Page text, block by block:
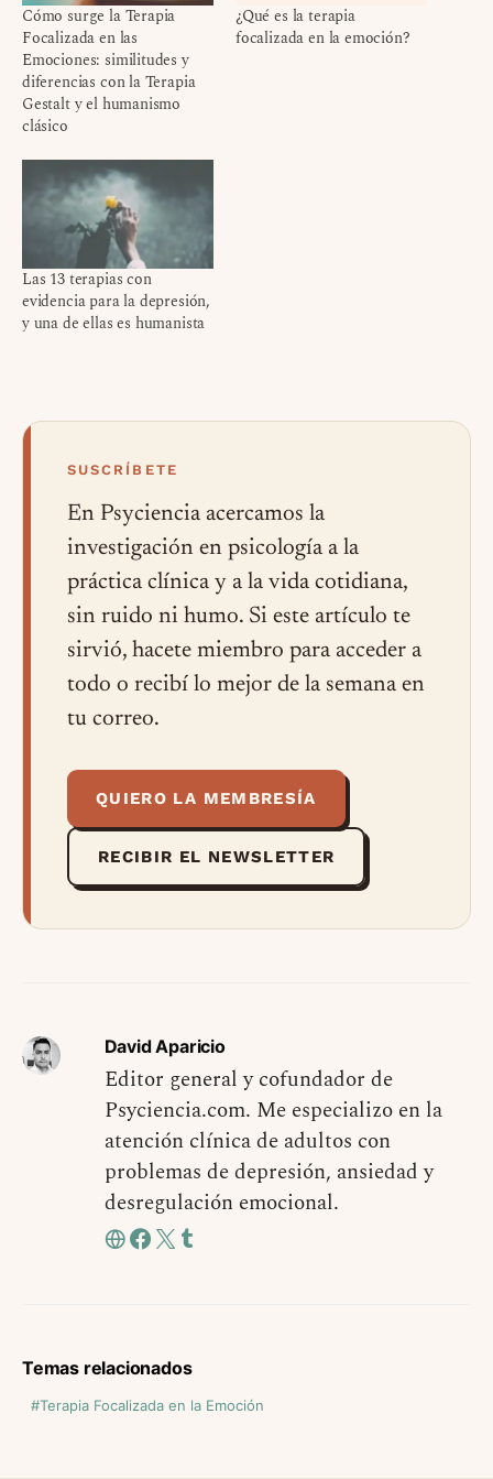
Cómo surge la Terapia
Focalizada en las
Emociones: similitudes y
diferencias con la Terapia
Gestalt y el humanismo
clásico
¿Qué es la terapia
focalizada en la emoción?
Las 13 terapias con
evidencia para la depresión,
y una de ellas es humanista
SUSCRÍBETE
En Psyciencia acercamos la
investigación en psicología a la
práctica clínica y a la vida cotidiana,
sin ruido ni humo. Si este artículo te
sirvió, hacete miembro para acceder a
todo o recibí lo mejor de la semana en
tu correo.
QUIERO LA MEMBRESÍA
RECIBIR EL NEWSLETTER
David Aparicio
Editor general y cofundador de
Psyciencia.com. Me especializo en la
atención clínica de adultos con
problemas de depresión, ansiedad y
desregulación emocional.
Temas relacionados
Terapia Focalizada en la Emoción